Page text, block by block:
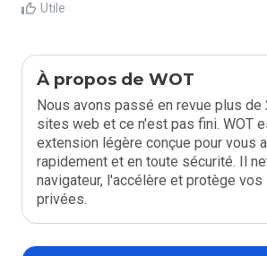
Utile
À propos de WOT
Nous avons passé en revue plus
sites web et ce n'est pas fini. WOT
extension légère conçue pour vous
rapidement et en toute sécurité. Il
navigateur, l'accélère et protège
privées.